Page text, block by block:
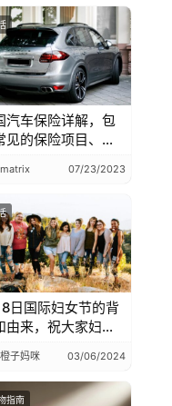
汽车保险详解，包
见的保险项目、保
说明
matrix 07/23/2023
日国际妇女节的背
由来，祝大家妇女
橙子妈咪 03/06/2024
指南